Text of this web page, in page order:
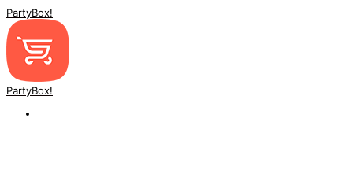
PartyBox!
PartyBox!